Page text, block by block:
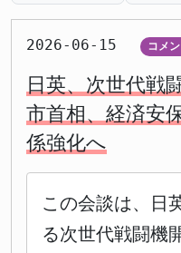
2026-06-15 コメ
日英、次世代戦
市首相、経済安
係強化へ
この会談は、日
る次世代戦闘機